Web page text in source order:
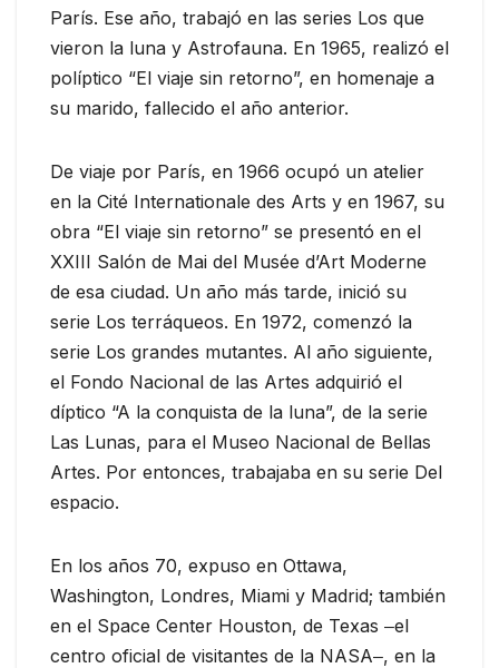
París. Ese año, trabajó en las series Los que
vieron la luna y Astrofauna. En 1965, realizó el
políptico “El viaje sin retorno”, en homenaje a
su marido, fallecido el año anterior.
De viaje por París, en 1966 ocupó un atelier
en la Cité Internationale des Arts y en 1967, su
obra “El viaje sin retorno” se presentó en el
XXIII Salón de Mai del Musée d’Art Moderne
de esa ciudad. Un año más tarde, inició su
serie Los terráqueos. En 1972, comenzó la
serie Los grandes mutantes. Al año siguiente,
el Fondo Nacional de las Artes adquirió el
díptico “A la conquista de la luna”, de la serie
Las Lunas, para el Museo Nacional de Bellas
Artes. Por entonces, trabajaba en su serie Del
espacio.
En los años 70, expuso en Ottawa,
Washington, Londres, Miami y Madrid; también
en el Space Center Houston, de Texas ‒el
centro oficial de visitantes de la NASA‒, en la